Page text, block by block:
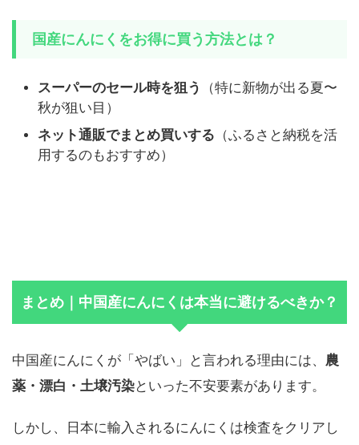
国産にんにくをお得に買う方法とは？
スーパーのセール時を狙う
（特に新物が出る夏〜
秋が狙い目）
ネット通販でまとめ買いする （ふるさと納税を活
用するのもおすすめ）
まとめ｜中国産にんにくは本当に避けるべきか？
中国産にんにくが「やばい」と言われる理由には、 農
薬・漂白・土壌汚染といった不安要素があります。
しかし、日本に輸入されるにんにくは検査をクリアし